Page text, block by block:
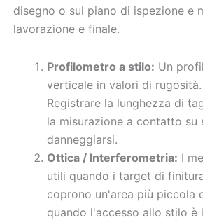
disegno o sul piano di ispezione e
lavorazione e finale.
Profilometro a stilo: Un
verticale in valori di
Registrare la lunghezza di
la misurazione a contatto
danneggiarsi.
Ottica / Interferometria: I
utili quando i target di
coprono un'area più piccola
quando l'accesso allo stilo